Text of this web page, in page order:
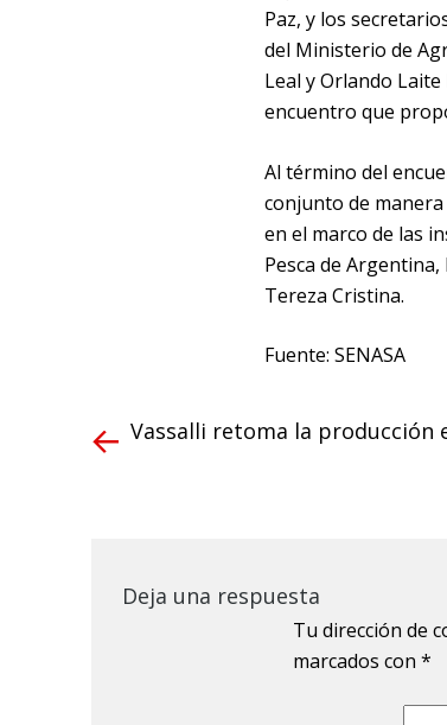
Paz, y los
del Ministerio de
Leal y Orlando
encuentro que
Al término del
conjunto de
en el marco de las
Pesca de
Tereza Cristina.
Fuente: SENASA
Vassalli retoma la producción
Deja una respuesta
Tu dirección de
marcados con *